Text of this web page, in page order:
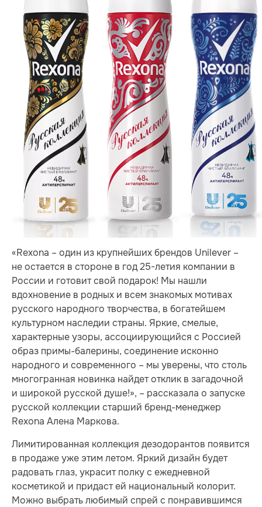
«Rexona – один из крупнейших брендов Unilever –
не остается в стороне в год 25-летия компании в
России и готовит свой подарок! Мы нашли
вдохновение в родных и всем знакомых мотивах
русского народного творчества, в богатейшем
культурном наследии страны. Яркие, смелые,
характерные узоры, ассоциирующийся с Россией
образ примы-балерины, соединение исконно
народного и современного – мы уверены, что столь
многогранная новинка найдет отклик в загадочной
и широкой русской душе!», – рассказала о запуске
русской коллекции старший бренд-менеджер
Rexona Алена Маркова.
Лимитированная коллекция дезодорантов появится
в продаже уже этим летом. Яркий дизайн будет
радовать глаз, украсит полку с ежедневной
косметикой и придаст ей национальный колорит.
Можно выбрать любимый спрей с понравившимся